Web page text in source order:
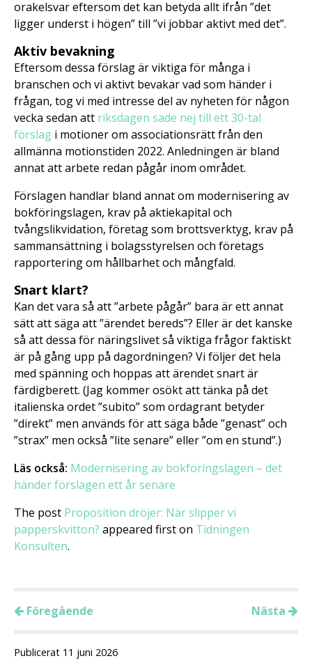
orakelsvar eftersom det kan betyda allt ifrån ”det
ligger underst i högen” till ”vi jobbar aktivt med det”.
Aktiv bevakning
Eftersom dessa förslag är viktiga för många i
branschen och vi aktivt bevakar vad som händer i
frågan, tog vi med intresse del av nyheten för någon
vecka sedan att riksdagen sade nej till ett 30-tal
förslag i motioner om associationsrätt från den
allmänna motionstiden 2022. Anledningen är bland
annat att arbete redan pågår inom området.
Förslagen handlar bland annat om modernisering av
bokföringslagen, krav på aktiekapital och
tvångslikvidation, företag som brottsverktyg, krav på
sammansättning i bolagsstyrelsen och företags
rapportering om hållbarhet och mångfald.
Snart klart?
Kan det vara så att ”arbete pågår” bara är ett annat
sätt att säga att ”ärendet bereds”? Eller är det kanske
så att dessa för näringslivet så viktiga frågor faktiskt
är på gång upp på dagordningen? Vi följer det hela
med spänning och hoppas att ärendet snart är
färdigberett. (Jag kommer osökt att tänka på det
italienska ordet ”subito” som ordagrant betyder
”direkt” men används för att säga både ”genast” och
”strax” men också ”lite senare” eller ”om en stund”.)
Läs också: Modernisering av bokföringslagen – det
händer förslagen ett år senare
The post Proposition dröjer: När slipper vi
papperskvitton? appeared first on Tidningen
Konsulten.
Föregående Nästa
Publicerat 11 juni 2026